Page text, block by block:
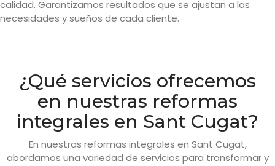
calidad. Garantizamos resultados que se ajustan a las
necesidades y sueños de cada cliente.
¿Qué servicios ofrecemos
en nuestras reformas
integrales en Sant Cugat?
En nuestras reformas integrales en Sant Cugat,
abordamos una variedad de servicios para transformar y